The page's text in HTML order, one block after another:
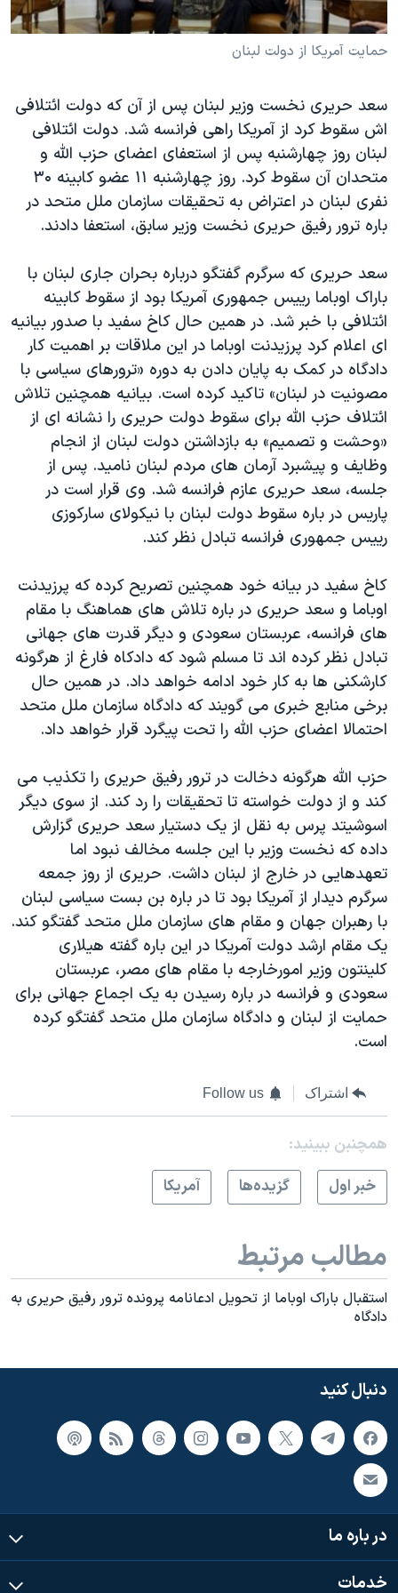
فرهنگ و زندگی
حقوق شهروندی
علم و فناوری
اسرائیل در جنگ
گالری عکس
آرشیو پخش زنده
مستندها
انتخابات ریاست جمهوری آمریکا ۲۰۲۴
رمز مهسا
ورزش زنان در ایران
اعتراضات زن، زندگی، آزادی
مجموعه مستندهای دادخواهی
دادگاه حمید نوری
چهل سال گروگان‌گیری
قانون شفافیت دارائی کادر رهبری ایران
اعتراضات مردمی آبان ۹۸
اسرائیل در جنگ
نرگس محمدی برنده جایزه نوبل صلح
همایش محافظه‌کاران آمریکا «سی‌پک»
صفحه‌های ویژه
سفر پرزیدنت ترامپ به چین
دنبال کنید
زبانهای مختلف
حمایت آمریکا از دولت لبنان
سعد حریری نخست وزیر لبنان پس از آن که دولت ائتلافی
اش سقوط کرد از آمریکا راهی فرانسه شد. دولت ائتلافی
لبنان روز چهارشنبه پس از استعفای اعضای حزب الله و
متحدان آن سقوط کرد. روز چهارشنبه ۱۱ عضو کابینه ۳۰
نفری لبنان در اعتراض به تحقیقات سازمان ملل متحد در
باره ترور رفیق حریری نخست وزیر سابق، استعفا دادند.
سعد حریری که سرگرم گفتگو درباره بحران جاری لبنان با
باراک اوباما رییس جمهوری آمریکا بود از سقوط کابینه
ائتلافی با خبر شد. در همین حال کاخ سفید با صدور بیانیه
ای اعلام کرد پرزیدنت اوباما در این ملاقات بر اهمیت کار
دادگاه در کمک به پایان دادن به دوره «ترورهای سیاسی با
مصونیت در لبنان» تاکید کرده است. بیانیه همچنین تلاش
ائتلاف حزب الله برای سقوط دولت حریری را نشانه ای از
«وحشت و تصمیم» به بازداشتن دولت لبنان از انجام
وظایف و پیشبرد آرمان های مردم لبنان نامید. پس از
جلسه، سعد حریری عازم فرانسه شد. وی قرار است در
پاریس در باره سقوط دولت لبنان با نیکولای سارکوزی
رییس جمهوری فرانسه تبادل نظر کند.
کاخ سفید در بیانه خود همچنین تصریح کرده که پرزیدنت
اوباما و سعد حریری در باره تلاش های هماهنگ با مقام
های فرانسه، عربستان سعودی و دیگر قدرت های جهانی
تبادل نظر کرده اند تا مسلم شود که دادکاه فارغ از هرگونه
کارشکنی ها به کار خود ادامه خواهد داد. در همین حال
برخی منابع خبری می گویند که دادگاه سازمان ملل متحد
احتمالا اعضای حزب الله را تحت پیگرد قرار خواهد داد.
حزب الله هرگونه دخالت در ترور رفیق حریری را تکذیب می
کند و از دولت خواسته تا تحقیقات را رد کند. از سوی دیگر
اسوشیتد پرس به نقل از یک دستیار سعد حریری گزارش
داده که نخست وزیر با این جلسه مخالف نبود اما
تعهدهایی در خارج از لبنان داشت. حریری از روز جمعه
سرگرم دیدار از آمریکا بود تا در باره بن بست سیاسی لبنان
با رهبران جهان و مقام های سازمان ملل متحد گفتگو کند.
یک مقام ارشد دولت آمریکا در این باره گفته هیلاری
کلینتون وزیر امورخارجه با مقام های مصر، عربستان
سعودی و فرانسه در باره رسیدن به یک اجماع جهانی برای
حمایت از لبنان و دادگاه سازمان ملل متحد گفتگو کرده
است.
اشتراک Follow us
همچنبن ببینید:
خبر اول
گزيده‌ها آمريکا
مطالب مرتبط
استقبال باراک اوباما از تحویل ادعانامه پرونده ترور رفیق حریری به
دادگاه
دنبال کنید
در باره ما
خدمات